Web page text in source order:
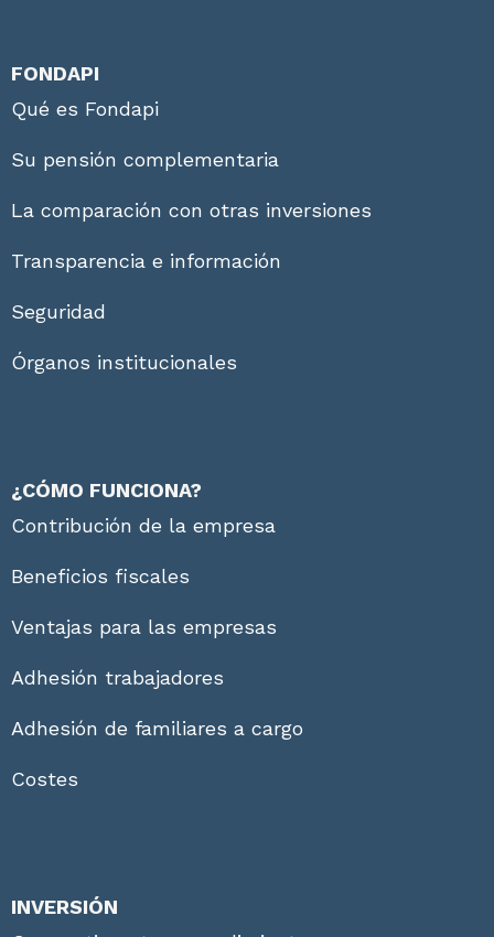
FONDAPI
Qué es Fondapi
Su pensión complementaria
La comparación con otras inversiones
Transparencia e información
Seguridad
Órganos institucionales
¿CÓMO FUNCIONA?
Contribución de la empresa
Beneficios fiscales
Ventajas para las empresas
Adhesión trabajadores
Adhesión de familiares a cargo
Costes
INVERSIÓN